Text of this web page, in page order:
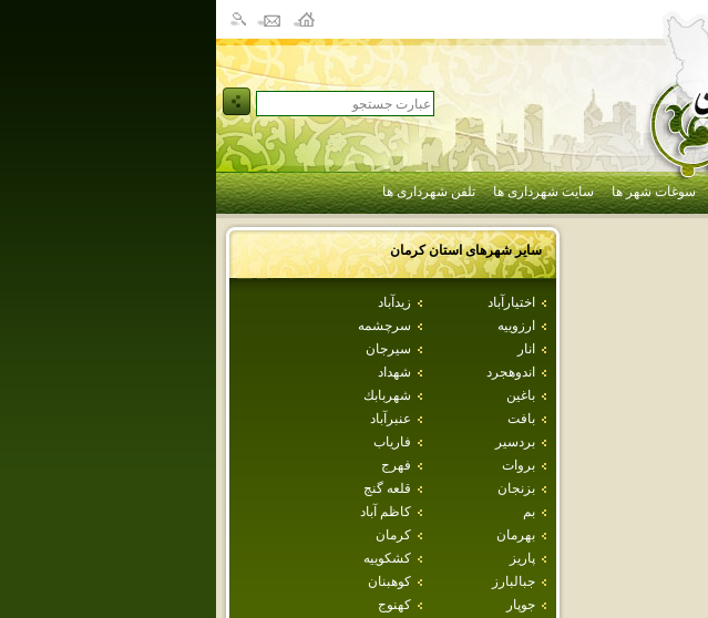
سوغات شهر ها سایت شهرداری ها تلفن شهرداری ها
سایر شهرهای استانكرمان
اختيارآباد
زيدآباد
ارزوييه
سرچشمه
انار
سيرجان
اندوهجرد
شهداد
باغين
شهربابك
بافت
عنبرآباد
بردسير
فارياب
بروات
فهرج
بزنجان
قلعه گنج
بم
كاظم آباد
بهرمان
كرمان
پاريز
كشكوييه
جبالبارز
كوهبنان
جوپار
كهنوج